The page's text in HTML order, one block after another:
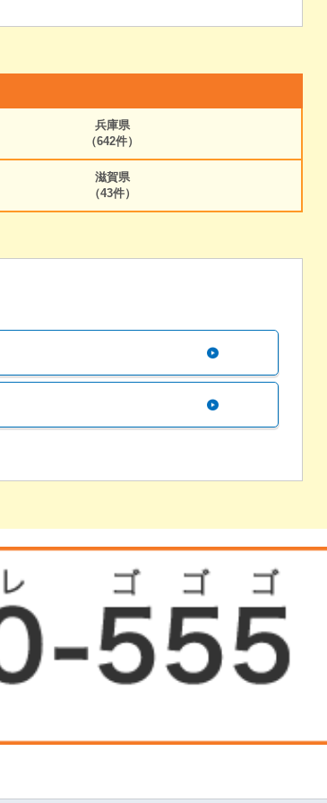
兵庫県
（642件）
滋賀県
（43件）